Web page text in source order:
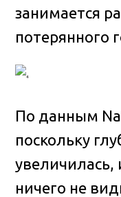
занимается
потерянного
По данным
поскольку
увеличилась,
ничего не